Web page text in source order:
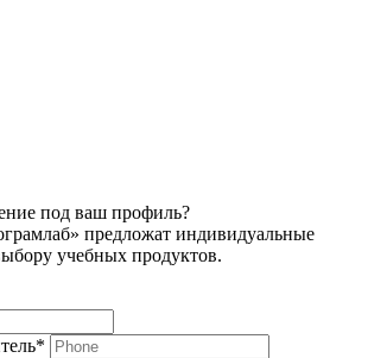
под ваш профиль?
предложат индивидуальные
учебных продуктов.
*